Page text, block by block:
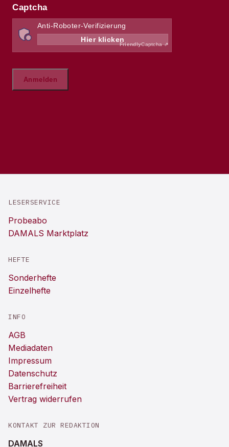
LESERSERVICE
Probeabo
DAMALS Marktplatz
HEFTE
Sonderhefte
Einzelhefte
INFO
AGB
Mediadaten
Impressum
Datenschutz
Barrierefreiheit
Vertrag widerrufen
KONTAKT ZUR REDAKTION
DAMALS